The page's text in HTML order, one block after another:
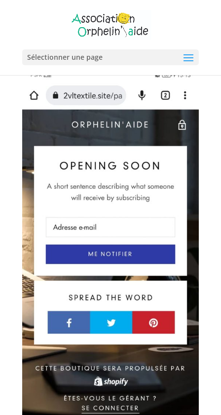
Sélectionner une page